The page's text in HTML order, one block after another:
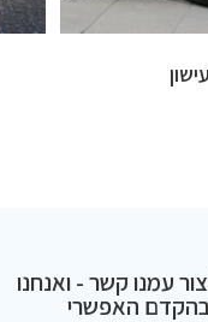
עמנו קשר - ואנחנו
בהקדם האפשרי